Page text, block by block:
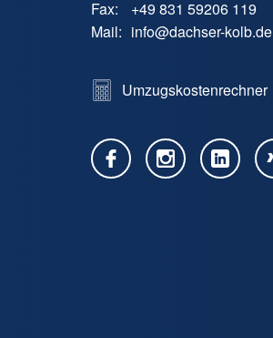
Fax:
+49 831 59206 119
Mail: info@dachser-kolb.de
Umzugskostenrechner